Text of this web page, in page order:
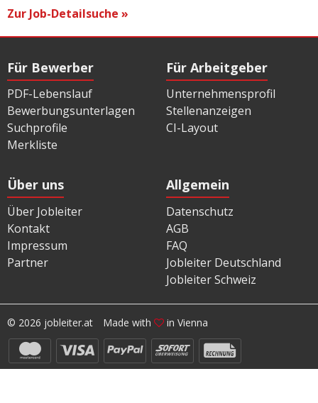
Zur Job-Detailsuche »
Für Bewerber
PDF-Lebenslauf
Bewerbungsunterlagen
Suchprofile
Merkliste
Für Arbeitgeber
Unternehmensprofil
Stellenanzeigen
CI-Layout
Über uns
Über Jobleiter
Kontakt
Impressum
Partner
Allgemein
Datenschutz
AGB
FAQ
Jobleiter Deutschland
Jobleiter Schweiz
© 2026 jobleiter.at Made with in Vienna